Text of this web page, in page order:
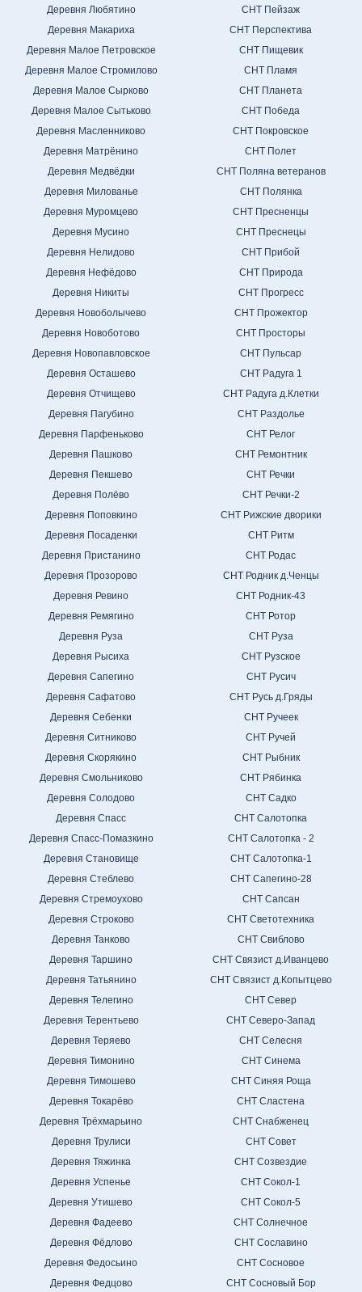
Деревня Любятино
Деревня Макариха
Деревня Малое Петровское
Деревня Малое Стромилово
Деревня Малое Сырково
Деревня Малое Сытьково
Деревня Масленниково
Деревня Матрёнино
Деревня Медвёдки
Деревня Милованье
Деревня Муромцево
Деревня Мусино
Деревня Нелидово
Деревня Нефёдово
Деревня Никиты
Деревня Новоболычево
Деревня Новоботово
Деревня Новопавловское
Деревня Осташево
Деревня Отчищево
Деревня Пагубино
Деревня Парфеньково
Деревня Пашково
Деревня Пекшево
Деревня Полёво
Деревня Поповкино
Деревня Посаденки
Деревня Пристанино
Деревня Прозорово
Деревня Ревино
Деревня Ремягино
Деревня Руза
Деревня Рысиха
Деревня Сапегино
Деревня Сафатово
Деревня Себенки
Деревня Ситниково
Деревня Скорякино
Деревня Смольниково
Деревня Солодово
Деревня Спасс
Деревня Спасс-Помазкино
Деревня Становище
Деревня Стеблево
Деревня Стремоухово
Деревня Строково
Деревня Танково
Деревня Таршино
Деревня Татьянино
Деревня Телегино
Деревня Терентьево
Деревня Теряево
Деревня Тимонино
Деревня Тимошево
Деревня Токарёво
Деревня Трёхмарьино
Деревня Трулиси
Деревня Тяжинка
Деревня Успенье
Деревня Утишево
Деревня Фадеево
Деревня Фёдлово
Деревня Федосьино
Деревня Федцово
СНТ Пейзаж
СНТ Перспектива
СНТ Пищевик
СНТ Пламя
СНТ Планета
СНТ Победа
СНТ Покровское
СНТ Полет
СНТ Поляна ветеранов
СНТ Полянка
СНТ Пресненцы
СНТ Преснецы
СНТ Прибой
СНТ Природа
СНТ Прогресс
СНТ Прожектор
СНТ Просторы
СНТ Пульсар
СНТ Радуга 1
СНТ Радуга д.Клетки
СНТ Раздолье
СНТ Релог
СНТ Ремонтник
СНТ Речки
СНТ Речки-2
СНТ Рижские дворики
СНТ Ритм
СНТ Родас
СНТ Родник д.Ченцы
СНТ Родник-43
СНТ Ротор
СНТ Руза
СНТ Рузское
СНТ Русич
СНТ Русь д.Гряды
СНТ Ручеек
СНТ Ручей
СНТ Рыбник
СНТ Рябинка
СНТ Садко
СНТ Салотопка
СНТ Салотопка - 2
СНТ Салотопка-1
СНТ Сапегино-28
СНТ Сапсан
СНТ Светотехника
СНТ Свиблово
СНТ Связист д.Иванцево
СНТ Связист д.Копытцево
СНТ Север
СНТ Северо-Запад
СНТ Селесня
СНТ Синема
СНТ Синяя Роща
СНТ Сластена
СНТ Снабженец
СНТ Совет
СНТ Созвездие
СНТ Сокол-1
СНТ Сокол-5
СНТ Солнечное
СНТ Сославино
СНТ Сосновое
СНТ Сосновый Бор